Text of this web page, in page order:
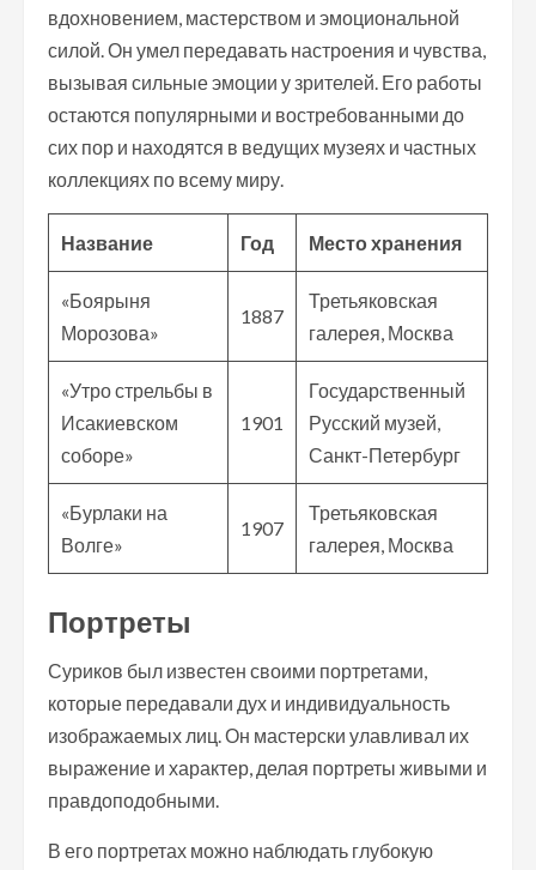
вдохновением, мастерством и эмоциональной
силой. Он умел передавать настроения и чувства,
вызывая сильные эмоции у зрителей. Его работы
остаются популярными и востребованными до
сих пор и находятся в ведущих музеях и частных
коллекциях по всему миру.
Название Год Место хранения
«Боярыня
Морозова»
1887
Третьяковская
галерея, Москва
«Утро стрельбы в
Исакиевском
соборе»
1901
Государственный
Русский музей,
Санкт-Петербург
«Бурлаки на
Волге»
1907
Третьяковская
галерея, Москва
Портреты
Суриков был известен своими портретами,
которые передавали дух и индивидуальность
изображаемых лиц. Он мастерски улавливал их
выражение и характер, делая портреты живыми и
правдоподобными.
В его портретах можно наблюдать глубокую